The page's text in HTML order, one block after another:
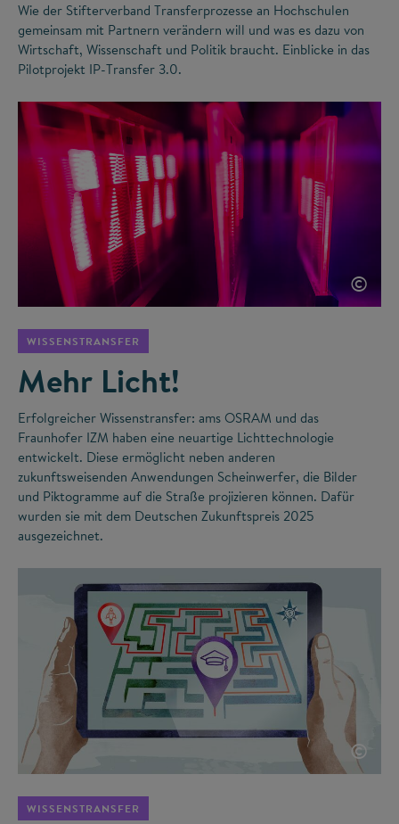
Wie der Stifterverband Transferprozesse an Hochschulen
gemeinsam mit Partnern verändern will und was es dazu von
Wirtschaft, Wissenschaft und Politik braucht. Einblicke in das
Pilotprojekt IP-Transfer 3.0.
©
WISSENSTRANSFER
Mehr Licht!
Erfolgreicher Wissenstransfer: ams OSRAM und das
Fraunhofer IZM haben eine neuartige Lichttechnologie
entwickelt. Diese ermöglicht neben anderen
zukunftsweisenden Anwendungen Scheinwerfer, die Bilder
und Piktogramme auf die Straße projizieren können. Dafür
wurden sie mit dem Deutschen Zukunftspreis 2025
ausgezeichnet.
©
WISSENSTRANSFER